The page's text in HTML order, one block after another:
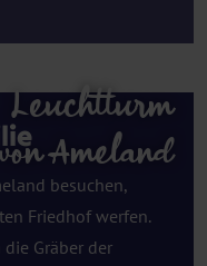
besuchen,
Friedhof werfen.
Gräber der
Leuchtturm
Ameland